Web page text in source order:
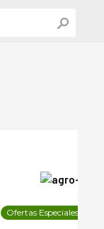
Ofertas Especiales